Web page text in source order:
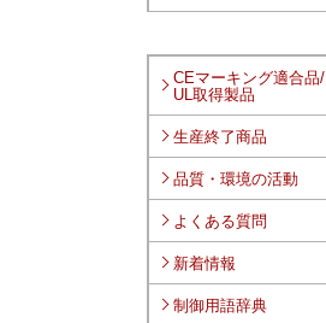
CEマーキング適合品/
UL取得製品
生産終了商品
品質・環境の活動
よくある質問
新着情報
制御用語辞典